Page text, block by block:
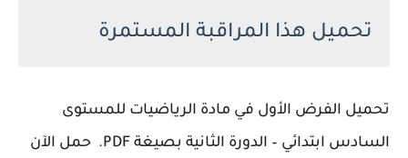
تحميل هذا المراقبة المستمرة
تحميل الفرض الأول في مادة الرياضيات للمستوى
السادس ابتدائي – الدورة الثانية بصيغة PDF. حمل الآن